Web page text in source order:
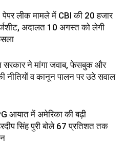
लीक मामले में CBI की 20 हजार
अदालत 10 अगस्त को लेगी
सरकार ने मांगा जवाब, फेसबुक और
नीतियों व कानून पालन पर उठे सवाल
आयात में अमेरिका की बढ़ी
सिंह पुरी बोले 67 प्रतिशत तक